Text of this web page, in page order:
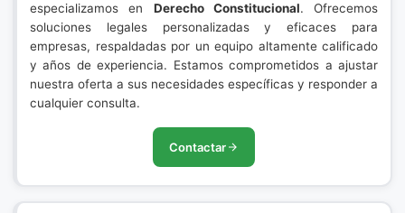
especializamos en Derecho Constitucional. Ofrecemos
soluciones legales personalizadas y eficaces para
empresas, respaldadas por un equipo altamente calificado
y años de experiencia. Estamos comprometidos a ajustar
nuestra oferta a sus necesidades específicas y responder a
cualquier consulta.
Contactar